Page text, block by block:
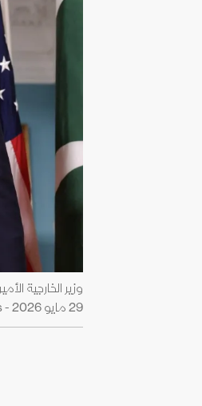
وزير الخارجية
29 مايو 2026 - Reuters